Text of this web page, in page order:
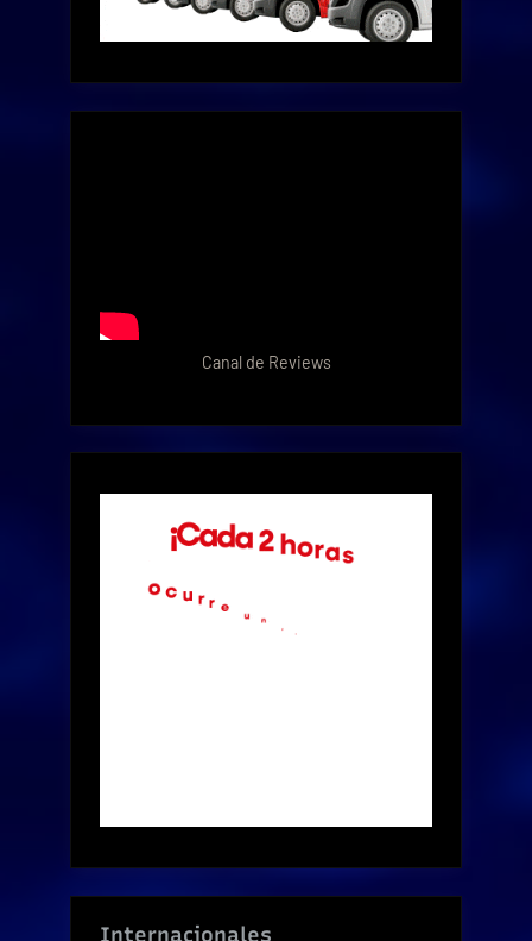
Canal de Reviews
Internacionales